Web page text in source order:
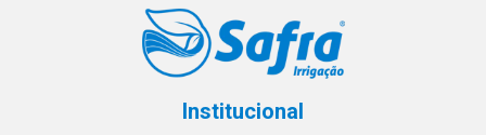
Institucional